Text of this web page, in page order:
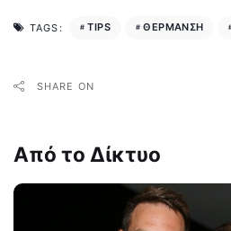
TAGS: TIPS ΘΕΡΜΑΝΣΗ
SHARE ON
Από το Δίκτυο